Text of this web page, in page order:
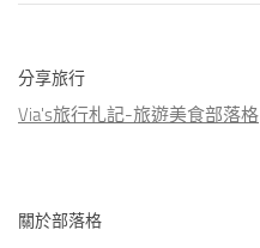
分享旅行
Via's旅行札記-旅遊美食部落格
關於部落格